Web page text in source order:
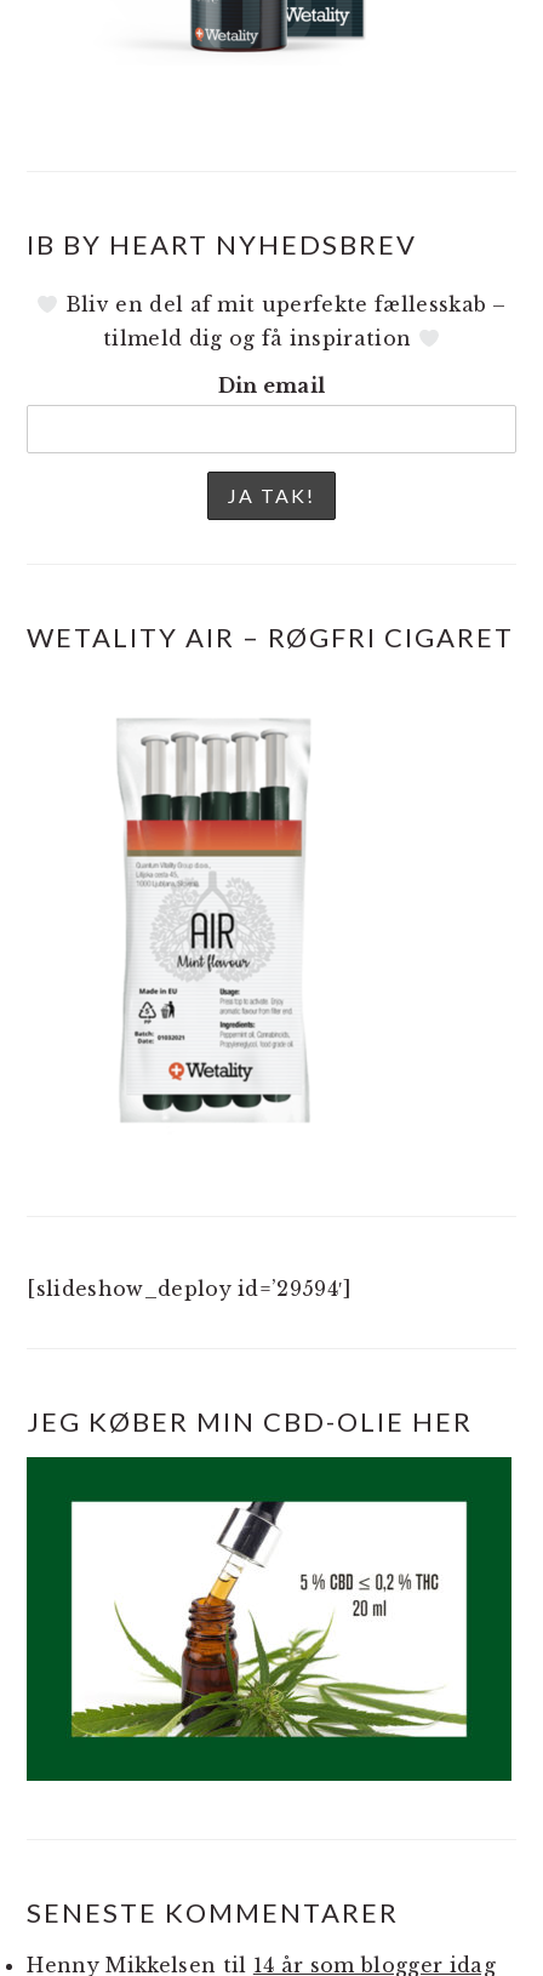
IB BY HEART NYHEDSBREV
Bliv en del af mit uperfekte fællesskab –
tilmeld dig og få inspiration
Din email
WETALITY AIR – RØGFRI CIGARET
[slideshow_deploy id=’29594′]
JEG KØBER MIN CBD-OLIE HER
SENESTE KOMMENTARER
Henny Mikkelsen til 14 år som blogger idag